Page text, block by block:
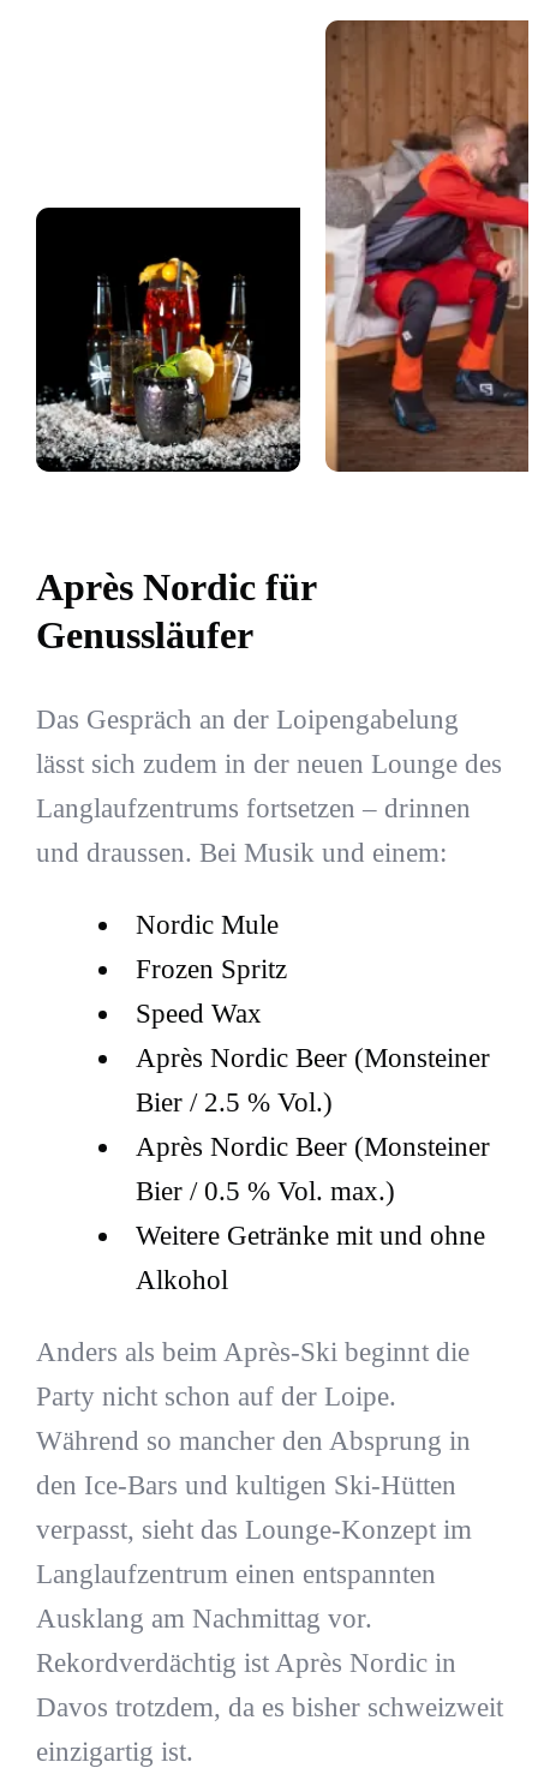
Après Nordic für
Genussläufer
Das Gespräch an der Loipengabelung
lässt sich zudem in der neuen Lounge des
Langlaufzentrums fortsetzen – drinnen
und draussen. Bei Musik und einem:
Nordic Mule
Frozen Spritz
Speed Wax
Après Nordic Beer (Monsteiner
Bier / 2.5 % Vol.)
Après Nordic Beer (Monsteiner
Bier / 0.5 % Vol. max.)
Weitere Getränke mit und ohne
Alkohol
Anders als beim Après-Ski beginnt die
Party nicht schon auf der Loipe.
Während so mancher den Absprung in
den Ice-Bars und kultigen Ski-Hütten
verpasst, sieht das Lounge-Konzept im
Langlaufzentrum einen entspannten
Ausklang am Nachmittag vor.
Rekordverdächtig ist Après Nordic in
Davos trotzdem, da es bisher schweizweit
einzigartig ist.